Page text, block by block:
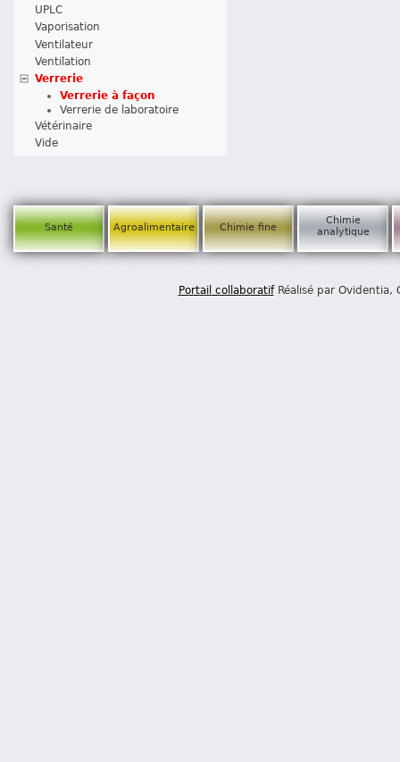
UPLC
Vaporisation
Ventilateur
Ventilation
Verrerie
Verrerie à façon
Verrerie de laboratoire
Vétérinaire
Vide
Santé Agroalimentaire Chimie fine
Chimie
analytique
Portail collaboratifRéalisé par Ovidentia,